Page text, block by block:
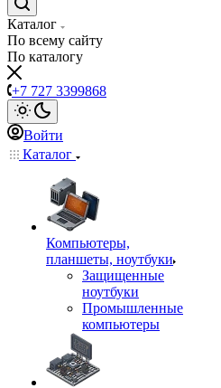
Каталог
По всему сайту
По каталогу
+7 727 3399868
Войти
Каталог
Компьютеры,
планшеты, ноутбуки
Защищенные
ноутбуки
Промышленные
компьютеры